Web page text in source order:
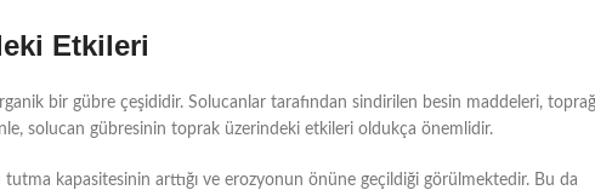
Etkileri
bir gübre çeşididir. Solucanlar tarafından sindirilen besin maddeleri,
solucan gübresinin toprak üzerindeki etkileri oldukça önemlidir.
kapasitesinin arttığı ve erozyonun önüne geçildiği görülmektedir. Bu da